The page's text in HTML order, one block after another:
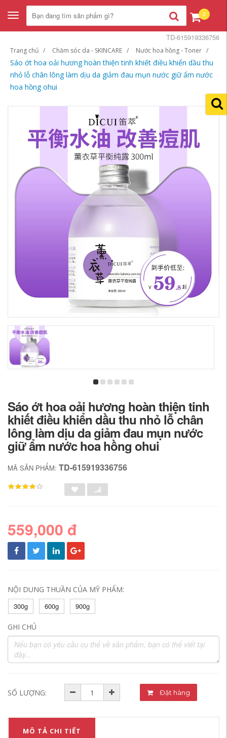
Toggle
navigation
0
Trang chủ Chăm sóc da - SKINCARE Nước hoa hồng - Toner
Sáo ớt hoa oải hương hoàn thiện tinh khiết điều khiển dầu thu
nhỏ lỗ chân lông làm dịu da giảm đau mụn nước giữ ẩm nước
hoa hồng ohui
TD-615919336756
Sáo ớt hoa oải hương hoàn thiện tinh
khiết điều khiển dầu thu nhỏ lỗ chân
lông làm dịu da giảm đau mụn nước
giữ ẩm nước hoa hồng ohui
MÃ SẢN PHẨM: TD-615919336756
559,000 đ
NỘI DUNG THUẦN CỦA MỸ PHẨM:
300g
600g 900g
GHI CHÚ
SỐ LƯỢNG: Đặt hàng
MÔ TẢ CHI TIẾT